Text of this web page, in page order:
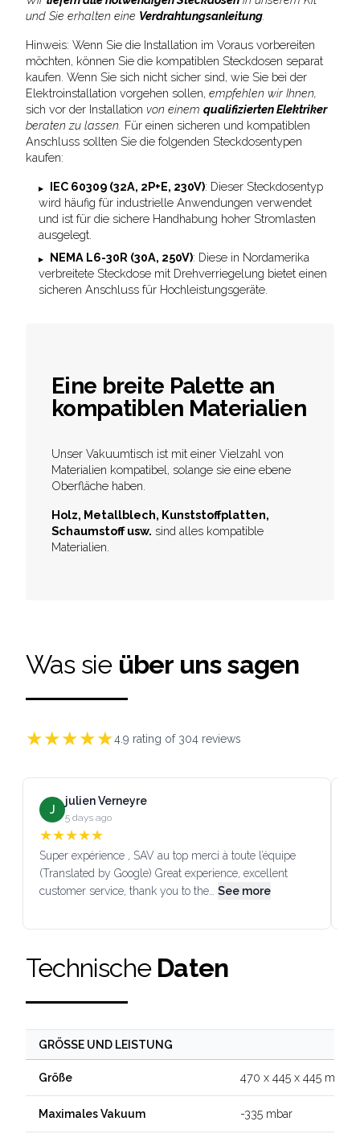
und Sie erhalten eine Verdrahtungsanleitung.
Hinweis: Wenn Sie die Installation im Voraus vorbereiten
möchten, können Sie die kompatiblen Steckdosen separat
kaufen. Wenn Sie sich nicht sicher sind, wie Sie bei der
Elektroinstallation vorgehen sollen, empfehlen wir Ihnen,
sich vor der Installation von einem qualifizierten Elektriker
beraten zu lassen. Für einen sicheren und kompatiblen
Anschluss sollten Sie die folgenden Steckdosentypen
kaufen:
IEC 60309 (32A, 2P+E, 230V): Dieser Steckdosentyp
wird häufig für industrielle Anwendungen verwendet
und ist für die sichere Handhabung hoher Stromlasten
ausgelegt.
NEMA L6-30R (30A, 250V): Diese in Nordamerika
verbreitete Steckdose mit Drehverriegelung bietet einen
sicheren Anschluss für Hochleistungsgeräte.
Eine breite Palette an
kompatiblen Materialien
Unser Vakuumtisch ist mit einer Vielzahl von
Materialien kompatibel, solange sie eine ebene
Oberfläche haben.
Holz, Metallblech, Kunststoffplatten,
Schaumstoff usw. sind alles kompatible
Materialien.
Was sie über uns sagen
★★★★★4.9 rating of 304 reviews
J
julien Verneyre
5 days ago
★★★★★
Super expérience , SAV au top merci à toute l’équipe
(Translated by Google) Great experience, excellent
customer service, thank you to the… See more
Technische Daten
GRÖSSE UND LEISTUNG
Größe 470 x 445 x 445 mm
Maximales Vakuum -335 mbar